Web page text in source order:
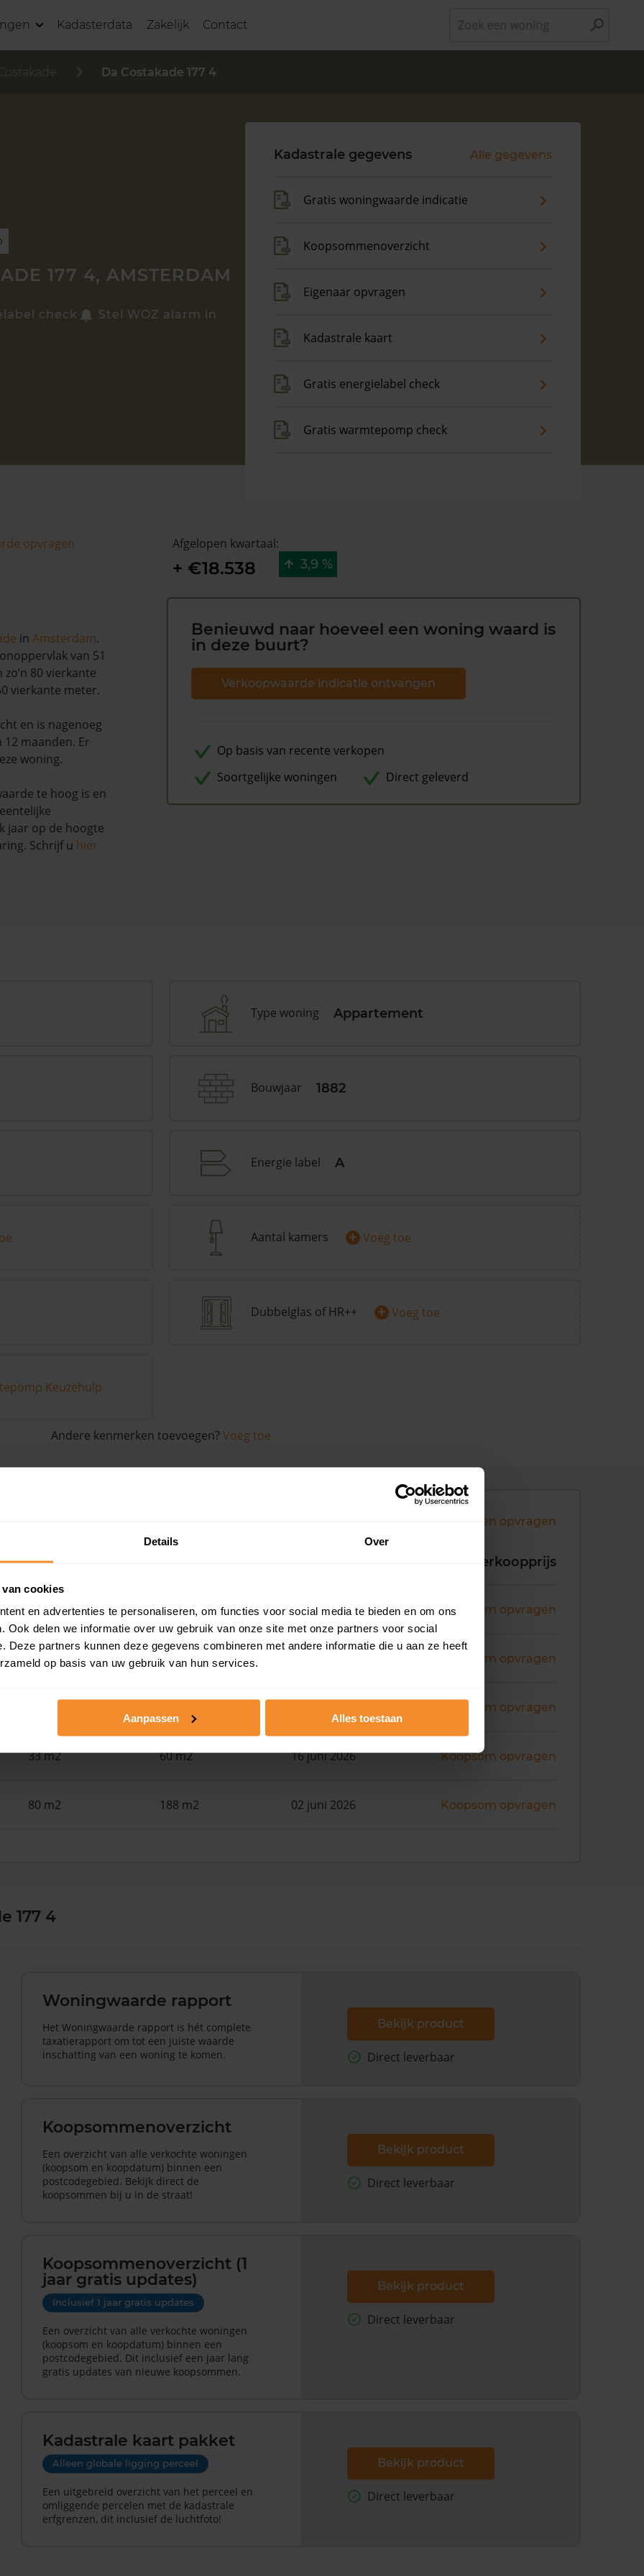
Details Over
cookies
en advertenties te personaliseren, om functies voor social media te bieden en om ons
Ook delen we informatie over uw gebruik van onze site met onze partners voor social
Deze partners kunnen deze gegevens combineren met andere informatie die u aan ze heeft
op basis van uw gebruik van hun services.
Aanpassen Alles toestaan
Kadasterdata Zakelijk Contact
Da Costakade 177 4
177 4, AMSTERDAM
check Stel WOZ alarm in
Kadastrale gegevens Alle gegevens
Gratis woningwaarde indicatie
Koopsommenoverzicht
Eigenaar opvragen
Kadastrale kaart
Gratis energielabel check
Gratis warmtepomp check
opvragen
in Amsterdam.
van 51
80 vierkante
vierkante meter.
en is nagenoeg
maanden. Er
woning.
te hoog is en
jaar op de hoogte
Schrijf u hier
Afgelopen kwartaal:
+ €18.538 3,9 %
Benieuwd naar hoeveel een woning waard is
in deze buurt?
Verkoopwaarde indicatie ontvangen
Op basis van recente verkopen
Soortgelijke woningen
Direct geleverd
Type woning Appartement
Bouwjaar 1882
Energie label A
Aantal kamers + Voeg toe
Dubbelglas of HR++ + Voeg toe
Keuzehulp
Andere kenmerken toevoegen? Voeg toe
de buurt Andere koopsommen opvragen
Woonoppervlak Verkoopprijs
24 m2 28 m2 30 juni 2026 Koopsom opvragen
22 m2 28 m2 Koopsom opvragen
Koopsom opvragen
33 m2 60 m2 16 juni 2026 Koopsom opvragen
80 m2 188 m2 02 juni 2026 Koopsom opvragen
177 4
Woningwaarde rapport
Het Woningwaarde rapport is hét complete
taxatierapport om tot een juiste waarde
inschatting van een woning te komen.
Bekijk product
Direct leverbaar
Koopsommenoverzicht
Een overzicht van alle verkochte woningen
(koopsom en koopdatum) binnen een
postcodegebied. Bekijk direct de
koopsommen bij u in de straat!
Bekijk product
Direct leverbaar
Koopsommenoverzicht (1
jaar gratis updates)
Inclusief 1 jaar gratis updates
Een overzicht van alle verkochte woningen
(koopsom en koopdatum) binnen een
postcodegebied. Dit inclusief een jaar lang
gratis updates van nieuwe koopsommen.
Bekijk product
Direct leverbaar
Kadastrale kaart pakket
Alleen globale ligging perceel
Een uitgebreid overzicht van het perceel en
omliggende percelen met de kadastrale
erfgrenzen, dit inclusief de luchtfoto!
Bekijk product
Direct leverbaar